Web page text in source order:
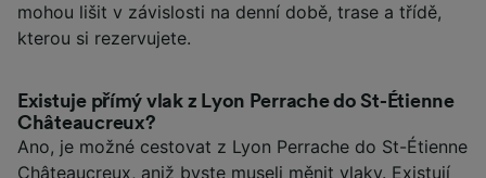
mohou lišit v závislosti na denní době, trase a třídě,
kterou si rezervujete.
Existuje přímý vlak z Lyon Perrache do St-Étienne
Châteaucreux?
Ano, je možné cestovat z Lyon Perrache do St-Étienne
Châteaucreux, aniž byste museli měnit vlaky. Existují